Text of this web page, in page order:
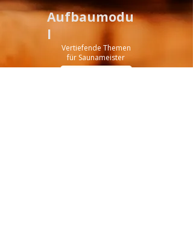
Aufbaumodu
l
Vertiefende Themen
für Saunameister